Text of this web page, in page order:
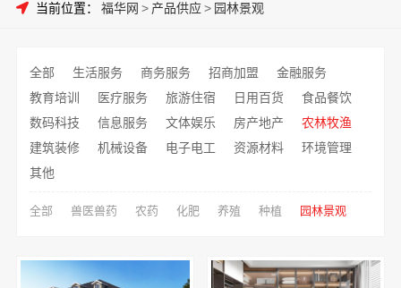
当前位置： 福华网 > 产品供应> 园林景观
全部 生活服务 商务服务 招商加盟
金融服务
教育培训
医疗服务 旅游住宿 日用百货
食品餐饮
数码科技
信息服务 文体娱乐 房产地产
农林牧渔
建筑装修
机械设备 电子电工 资源材料
环境管理
其他
全部 兽医兽药 农药 化肥 养殖 种植 园林景观